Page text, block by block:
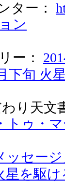
ター：
ン
ー：
下旬 火
り天文
トゥ・
ッセー
星を駆